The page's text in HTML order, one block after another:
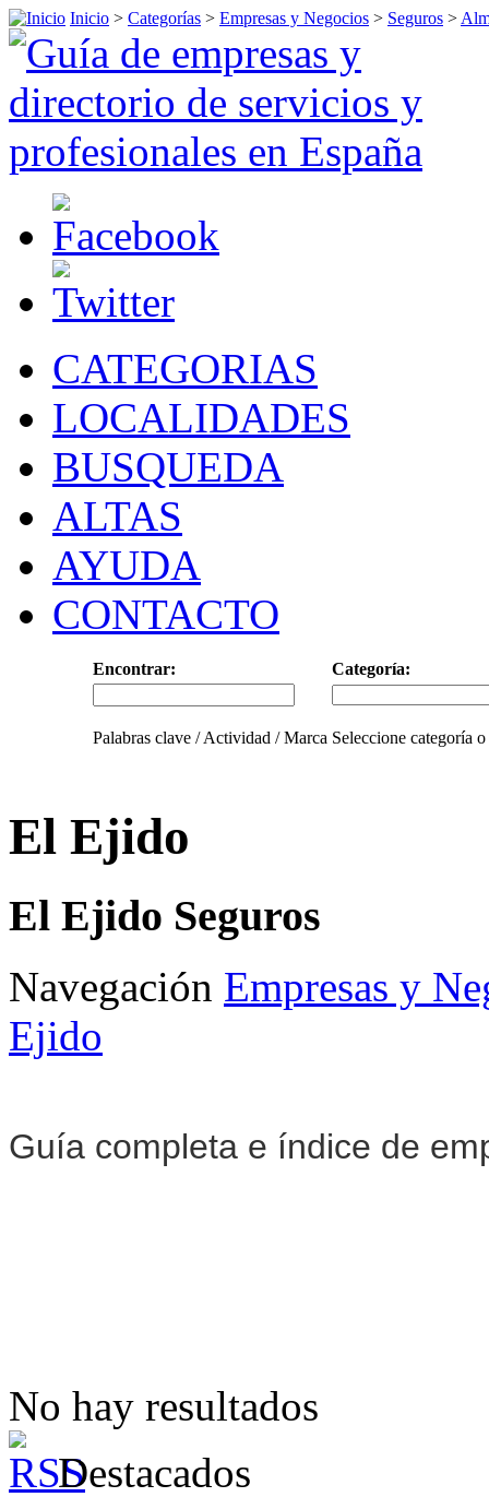
Inicio > Categorías > Empresas y Negocios > Seguros >
CATEGORIAS
LOCALIDADES
BUSQUEDA
ALTAS
AYUDA
CONTACTO
Encontrar: Categoría:
Palabras clave / Actividad / Marca Seleccione categoría
El Ejido
El Ejido Seguros
Navegación Empresas y
Ejido
Guía completa e índice de
No hay resultados
Destacados